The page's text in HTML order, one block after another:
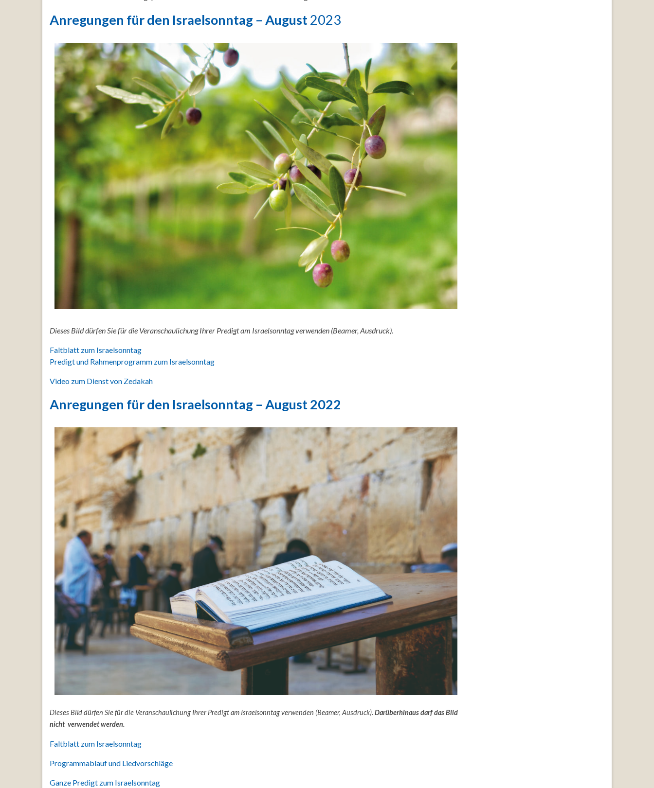
Anregungen für den Israelsonntag – August2023
Dieses Bild dürfen Sie für die Veranschaulichung Ihrer Predigt am Israelsonntag verwenden (Beamer, Ausdruck).
Faltblatt zum Israelsonntag
Predigt und Rahmenprogramm zum Israelsonntag
Video zum Dienst von Zedakah
Anregungen für den Israelsonntag – August 2022
Dieses Bild dürfen Sie für die Veranschaulichung Ihrer Predigt am Israelsonntag verwenden (Beamer, Ausdruck). Darüberhinaus darf das Bild
nicht verwendet werden.
Faltblatt zum Israelsonntag
Programmablauf und Liedvorschläge
Ganze Predigt zum Israelsonntag